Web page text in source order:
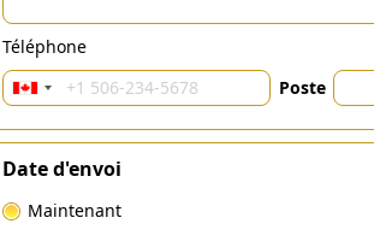
Téléphone
Poste
Date d'envoi
Maintenant